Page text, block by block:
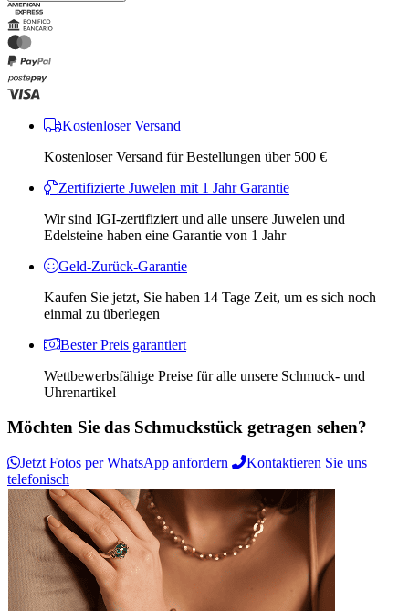
Kostenloser Versand
Kostenloser Versand für Bestellungen über 500 €
Zertifizierte Juwelen mit 1 Jahr Garantie
Wir sind IGI-zertifiziert und alle unsere Juwelen und
Edelsteine ​​haben eine Garantie von 1 Jahr
Geld-Zurück-Garantie
Kaufen Sie jetzt, Sie haben 14 Tage Zeit, um es sich noch
einmal zu überlegen
Bester Preis garantiert
Wettbewerbsfähige Preise für alle unsere Schmuck- und
Uhrenartikel
Möchten Sie das Schmuckstück getragen sehen?
Jetzt Fotos per WhatsApp anfordern
Kontaktieren Sie uns
telefonisch